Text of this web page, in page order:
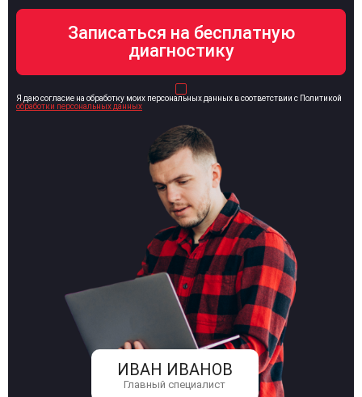
ИВАН ИВАНОВ
Главный специалист
Я даю согласие на обработку моих персональных данных в соответствии с Политикой
обработки персональных данных